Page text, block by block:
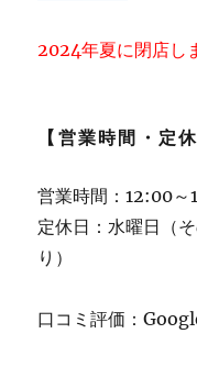
2024年夏に閉店し
【営業時間・定休
営業時間：12:00～
定休日：水曜日（
り）
口コミ評価：